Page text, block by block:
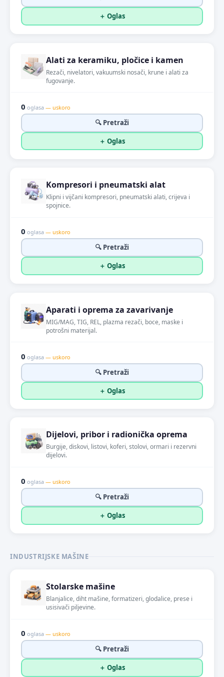
＋ Oglas
Alati za keramiku, pločice i kamen
Rezači, nivelatori, vakuumski nosači, krune i alati za
fugovanje.
0 oglasa — uskoro
🔍 Pretraži
＋ Oglas
Kompresori i pneumatski alat
Klipni i vijčani kompresori, pneumatski alati, crijeva i
spojnice.
0 oglasa — uskoro
🔍 Pretraži
＋ Oglas
Aparati i oprema za zavarivanje
MIG/MAG, TIG, REL, plazma rezači, boce, maske i
potrošni materijal.
0 oglasa — uskoro
🔍 Pretraži
＋ Oglas
Dijelovi, pribor i radionička oprema
Burgije, diskovi, listovi, koferi, stolovi, ormari i rezervni
dijelovi.
0 oglasa — uskoro
🔍 Pretraži
＋ Oglas
INDUSTRIJSKE MAŠINE
Stolarske mašine
Blanjalice, diht mašine, formatizeri, glodalice, prese i
usisivači piljevine.
0 oglasa — uskoro
🔍 Pretraži
＋ Oglas